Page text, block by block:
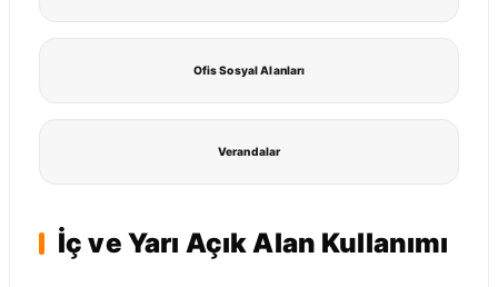
Ofis Sosyal Alanları
Verandalar
İç ve Yarı Açık Alan Kullanımı